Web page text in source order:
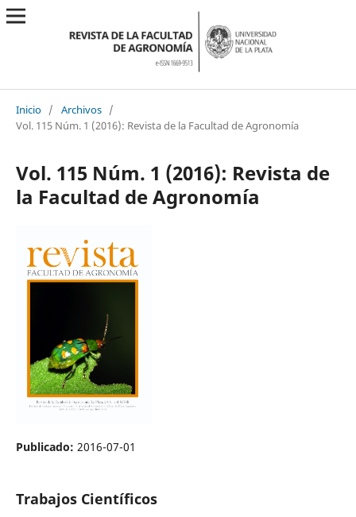
Inicio / Archivos /
Vol. 115 Núm. 1 (2016): Revista de la Facultad de Agronomía
Vol. 115 Núm. 1 (2016): Revista de
la Facultad de Agronomía
Publicado: 2016-07-01
Trabajos Científicos